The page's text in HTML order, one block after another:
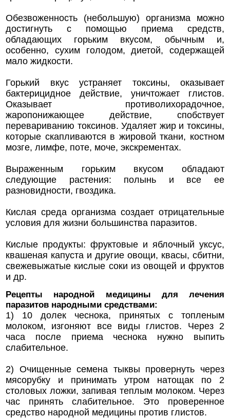
Обезвоженность (небольшую) организма можно
достигнуть с помощью приема средств,
обладающих горьким вкусом, обычным и,
особенно, сухим голодом, диетой, содержащей
мало жидкости.
Горький вкус устраняет токсины, оказывает
бактерицидное действие, уничтожает глистов.
Оказывает противолихорадочное,
жаропонижающее действие, спобствует
перевариванию токсинов. Удаляет жир и токсины,
которые скапливаются в жировой ткани, костном
мозге, лимфе, поте, моче, экскрементах.
Выраженным горьким вкусом обладают
следующие растения: полынь и все ее
разновидности, гвоздика.
Кислая среда организма создает отрицательные
условия для жизни большинства паразитов.
Кислые продукты: фруктовые и яблочный уксус,
квашеная капуста и другие овощи, квасы, сбитни,
свежевыжатые кислые соки из овощей и фруктов
и др.
Рецепты народной медицины для лечения
паразитов народными средствами:
1) 10 долек чеснока, принятых с топленым
молоком, изгоняют все виды глистов. Через 2
часа после приема чеснока нужно выпить
слабительное.
2) Очищенные семена тыквы провернуть через
мясорубку и принимать утром натощак по 2
столовых ложки, запивая теплым молоком. Через
час принять слабительное. Это проверенное
средство народной медицины против глистов.